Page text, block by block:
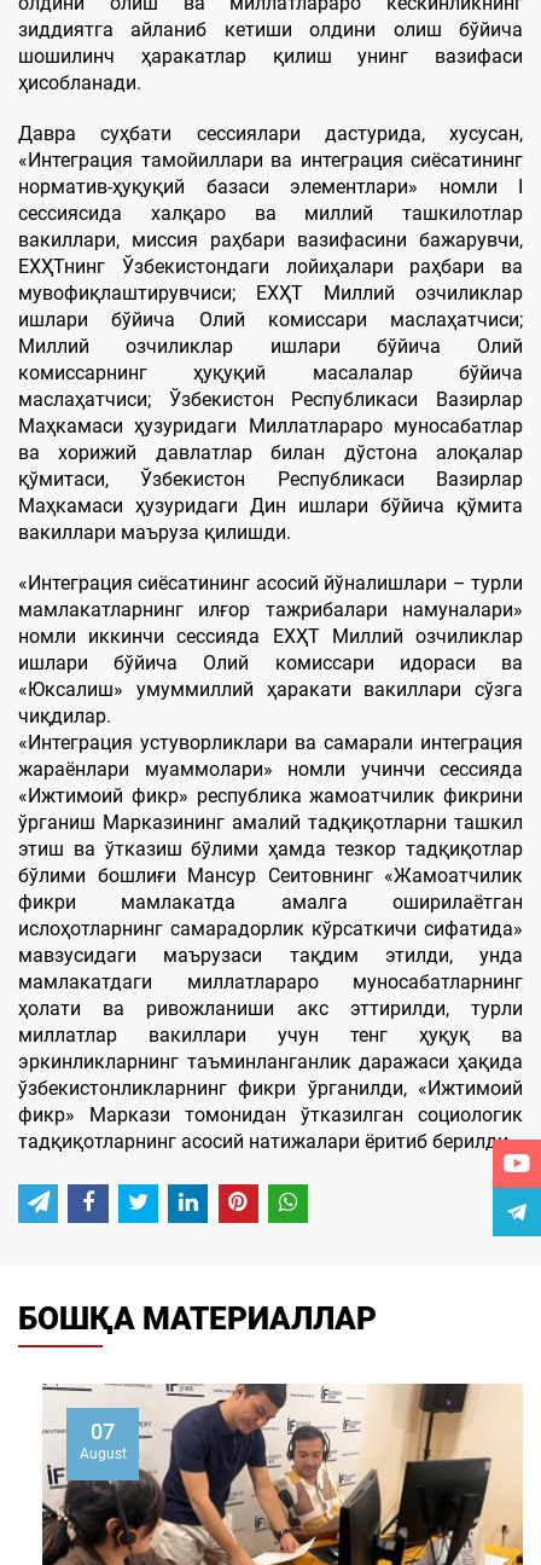
зиддиятга айланиб кетиши олдини олиш бўйича
шошилинч ҳаракатлар қилиш унинг вазифаси
ҳисобланади.
Давра суҳбати сессиялари дастурида, хусусан,
«Интеграция тамойиллари ва интеграция сиёсатининг
норматив-ҳуқуқий базаси элементлари» номли I
сессиясида халқаро ва миллий ташкилотлар
вакиллари, миссия раҳбари вазифасини бажарувчи,
ЕХҲТнинг Ўзбекистондаги лойиҳалари раҳбари ва
мувофиқлаштирувчиси; ЕХҲТ Миллий озчиликлар
ишлари бўйича Олий комиссари маслаҳатчиси;
Миллий озчиликлар ишлари бўйича Олий
комиссарнинг ҳуқуқий масалалар бўйича
маслаҳатчиси; Ўзбекистон Республикаси Вазирлар
Маҳкамаси ҳузуридаги Миллатлараро муносабатлар
ва хорижий давлатлар билан дўстона алоқалар
қўмитаси, Ўзбекистон Республикаси Вазирлар
Маҳкамаси ҳузуридаги Дин ишлари бўйича қўмита
вакиллари маъруза қилишди.
«Интеграция сиёсатининг асосий йўналишлари – турли
мамлакатларнинг илғор тажрибалари намуналари»
номли иккинчи сессияда ЕХҲТ Миллий озчиликлар
ишлари бўйича Олий комиссари идораси ва
«Юксалиш» умуммиллий ҳаракати вакиллари сўзга
чиқдилар.
«Интеграция устуворликлари ва самарали интеграция
жараёнлари муаммолари» номли учинчи сессияда
«Ижтимоий фикр» республика жамоатчилик фикрини
ўрганиш Марказининг амалий тадқиқотларни ташкил
этиш ва ўтказиш бўлими ҳамда тезкор тадқиқотлар
бўлими бошлиғи Мансур Сеитовнинг «Жамоатчилик
фикри мамлакатда амалга оширилаётган
ислоҳотларнинг самарадорлик кўрсаткичи сифатида»
мавзусидаги маърузаси тақдим этилди, унда
мамлакатдаги миллатлараро муносабатларнинг
ҳолати ва ривожланиши акс эттирилди, турли
миллатлар вакиллари учун тенг ҳуқуқ ва
эркинликларнинг таъминланганлик даражаси ҳақида
ўзбекистонликларнинг фикри ўрганилди, «Ижтимоий
фикр» Маркази томонидан ўтказилган социологик
тадқиқотларнинг асосий натижалари ёритиб берилди.
БОШҚА МАТЕРИАЛЛАР
August